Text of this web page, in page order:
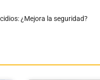
¿Mejora la seguridad?